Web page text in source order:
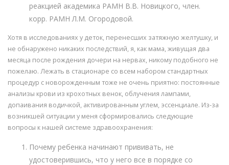
реакцией академика РАМН В.В. Новицкого, член.
корр. РАМН Л.М. Огородовой.
Хотя в исследованиях у деток, перенесших затяжную желтушку, и
не обнаружено никаких последствий, я, как мама, живущая два
месяца после рождения дочери на нервах, никому подобного не
пожелаю. Лежать в стационаре со всем набором стандартных
процедур с новорожденным тоже не очень приятно: постоянные
анализы крови из крохотных венок, облучения лампами,
допаивания водичкой, активированным углем, эссенциале. Из-за
возникшей ситуации у меня сформировались следующие
вопросы к нашей системе здравоохранения:
Почему ребенка начинают прививать, не
удостоверившись, что у него все в порядке со